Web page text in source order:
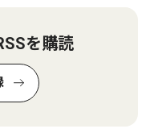
を購読